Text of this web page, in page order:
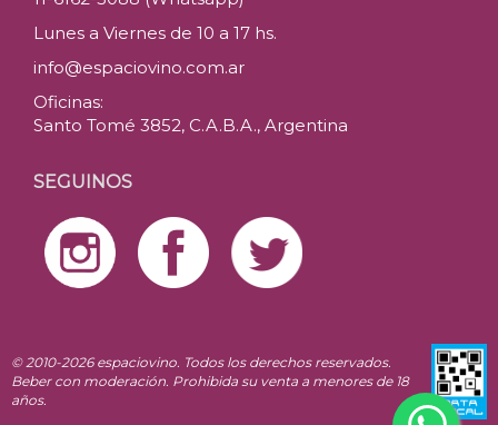
Lunes a Viernes de 10 a 17 hs.
info@espaciovino.com.ar
Oficinas:
Santo Tomé 3852, C.A.B.A., Argentina
SEGUINOS
© 2010-2026 espaciovino. Todos los derechos reservados.
Beber con moderación. Prohibida su venta a menores de 18
años.